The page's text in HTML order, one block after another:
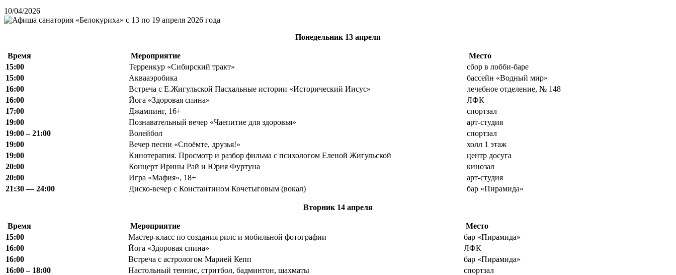
10/04/2026
Понедельник 13 апреля
Время Мероприятие
Место
15:00
Терренкур «Сибирский тракт»
сбор в лобби-баре
15:00
Аквааэробика
бассейн «Водный мир»
16:00
Встреча с Е.Жигульской Пасхальные истории «Исторический Иисус»
лечебное отделение, № 148
16:00
Йога «Здоровая спина»
ЛФК
17:00
Джампинг, 16+
спортзал
19:00
Познавательный вечер «Чаепитие для здоровья»
арт-студия
19:00 – 21:00 Волейбол
спортзал
19:00
Вечер песни «Споёмте, друзья!»
холл 1 этаж
19:00
Кинотерапия. Просмотр и разбор фильма с психологом Еленой Жигульской
центр досуга
20:00
Концерт Ирины Рай и Юрия Фуртуна
кинозал
20:00
Игра «Мафия», 18+
арт-студия
21:30 — 24:00
Диско-вечер с Константином Кочетыговым (вокал) бар «Пирамида»
Вторник 14 апреля
Время Мероприятие
Место
15:00
Мастер-класс по создания рилс и мобильной фотографии
бар «Пирамида»
16:00
Йога «Здоровая спина»
ЛФК
16:00
Встреча с астрологом Марией Кепп
бар «Пирамида»
16:00 – 18:00
Настольный теннис, стритбол, бадминтон, шахматы
спортзал